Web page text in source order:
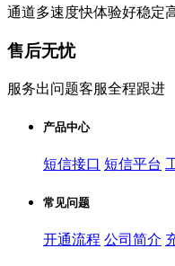
通道多速度快体验好稳定
售后无忧
服务出问题客服全程跟进
产品中心
短信接口 短信平台
常见问题
开通流程 公司简介